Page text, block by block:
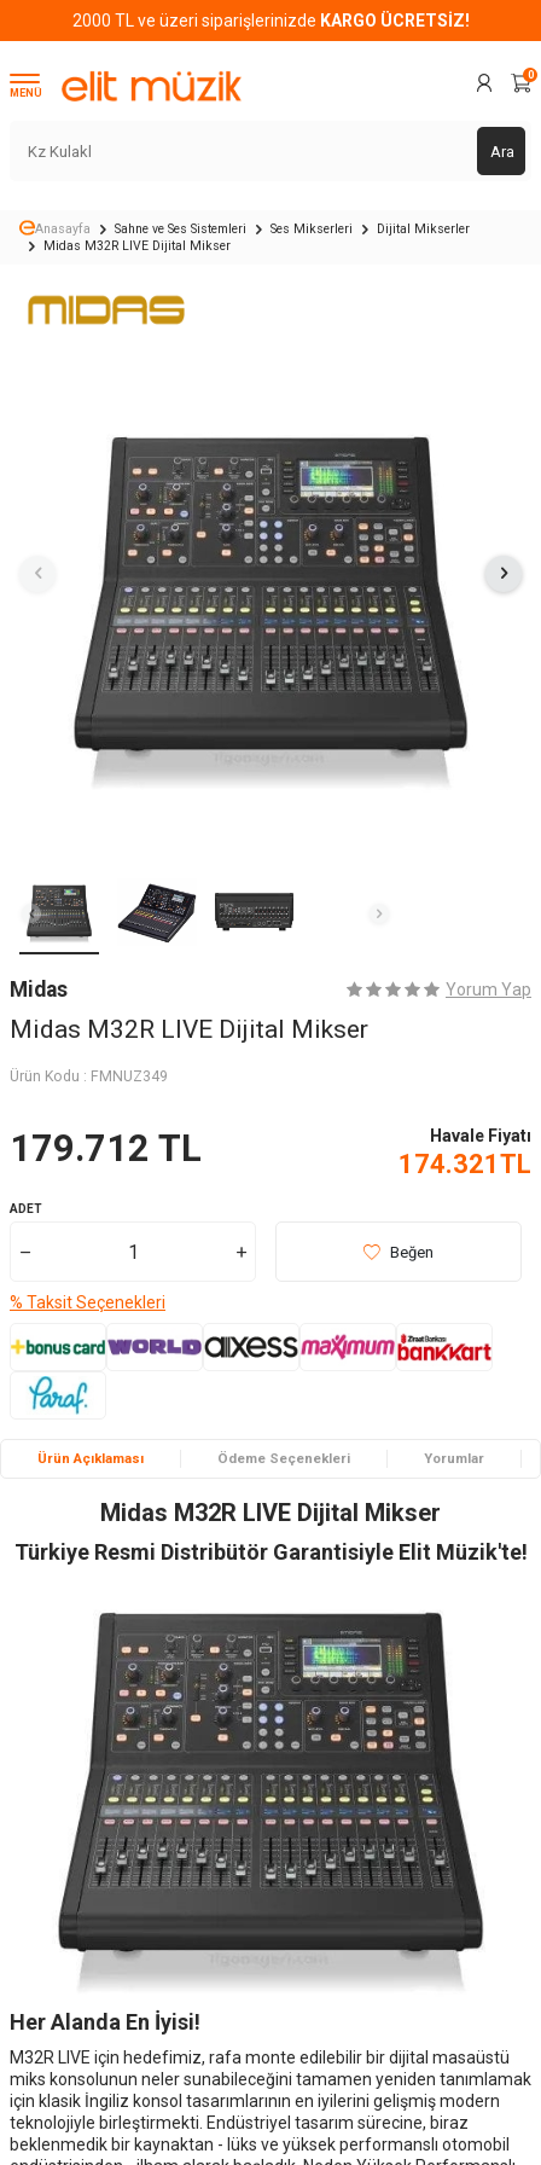
2000 TL ve üzeri siparişlerinizde KARGO ÜCRETSİZ!
MENÜ
Ara
0
Anasayfa Sahne ve Ses Sistemleri Ses Mikserleri
Dijital Mikserler
Midas M32R LIVE Dijital Mikser
Midas Yorum Yap
Midas M32R LIVE Dijital Mikser
Ürün Kodu : FMNUZ349
179.712 TL Havale Fiyatı
174.321 TL
ADET
Beğen
% Taksit Seçenekleri
Ürün Açıklaması Ödeme Seçenekleri Yorumlar
Midas M32R LIVE Dijital Mikser
Türkiye Resmi Distribütör Garantisiyle Elit Müzik'te!
Her Alanda En İyisi!
M32R LIVE için hedefimiz, rafa monte edilebilir bir dijital masaüstü
miks konsolunun neler sunabileceğini tamamen yeniden tanımlamak
için klasik İngiliz konsol tasarımlarının en iyilerini gelişmiş modern
teknolojiyle birleştirmekti. Endüstriyel tasarım sürecine, biraz
beklenmedik bir kaynaktan - lüks ve yüksek performanslı otomobil